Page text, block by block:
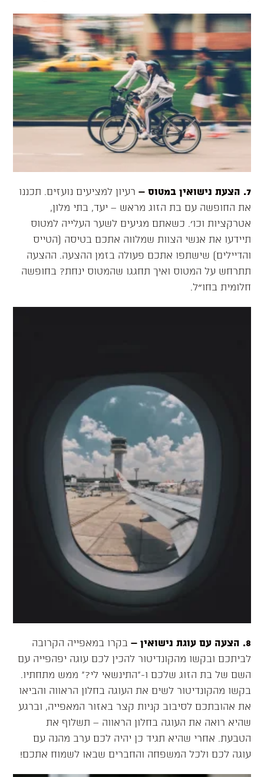
7. הצעת נישואין במטוס – רעיון למציעים נועזים. תכננו
את החופשה עם בת הזוג מראש – יעד, בתי מלון,
אטרקציות וכו׳. כשאתם מגיעים לשער העלייה למטוס
תיידעו את אנשי הצוות שמלווה אתכם בטיסה (הטייס
והדיילים) שישתפו אתכם פעולה בזמן ההצעה. ההצעה
תתרחש על המטוס ואיך תחגגו שהמטוס ינחת? בחופשה
חלומית בחו״ל.
8. הצעה עם עוגת נישואין – בקרו במאפייה הקרובה
לביתכם ובקשו מהקונדיטור להכין לכם עוגה יפהפייה עם
השם של בת הזוג שלכם ו-”התינשאי לי?” ממש מתחתיו.
בקשו מהקונדיטור לשים את העוגה בחלון הראווה והביאו
את אהובתכם לסיבוב קניות קצר באזור המאפייה, וברגע
שהיא רואה את העוגה בחלון הראווה – תשלוף את
הטבעת. אחרי שהיא תגיד כן יהיה לכם ערב מהנה עם
עוגה לכם ולכל המשפחה והחברים שבאו לשמוח אתכם!